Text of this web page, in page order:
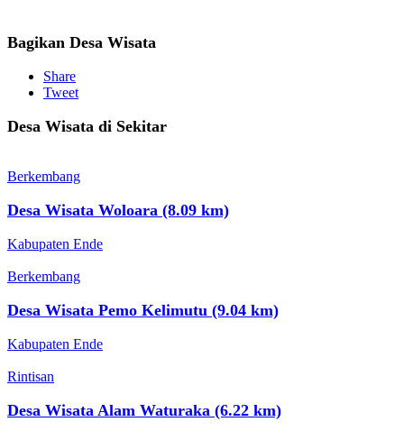
Bagikan Desa Wisata
Share
Tweet
Desa Wisata di Sekitar
Berkembang
Desa Wisata Woloara (8.09 km)
Kabupaten Ende
Berkembang
Desa Wisata Pemo Kelimutu (9.04 km)
Kabupaten Ende
Rintisan
Desa Wisata Alam Waturaka (6.22 km)